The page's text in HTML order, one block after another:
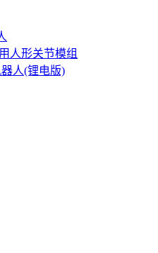
人形关节模组
人(锂电版)